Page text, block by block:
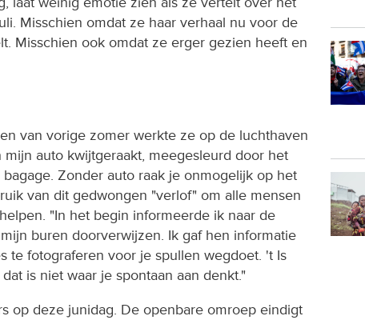
Misschien omdat ze haar verhaal nu voor de
Misschien ook omdat ze erger gezien heeft en
van vorige zomer werkte ze op de luchthaven
mijn auto kwijtgeraakt, meegesleurd door het
Zonder auto raak je onmogelijk op het
van dit gedwongen "verlof" om alle mensen
"In het begin informeerde ik naar de
buren doorverwijzen. Ik gaf hen informatie
te fotograferen voor je spullen wegdoet. 't Is
is niet waar je spontaan aan denkt."
op deze junidag. De openbare omroep eindigt